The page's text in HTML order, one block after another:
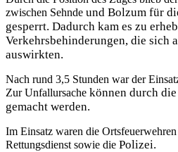
zwischen Sehnde und Bolzum für
gesperrt. Dadurch kam es zu
Verkehrsbehinderungen, die sich
auswirkten.
Nach rund 3,5 Stunden war der
Zur Unfallursache können durch
gemacht werden.
Im Einsatz waren die
Rettungsdienst sowie die Polizei.